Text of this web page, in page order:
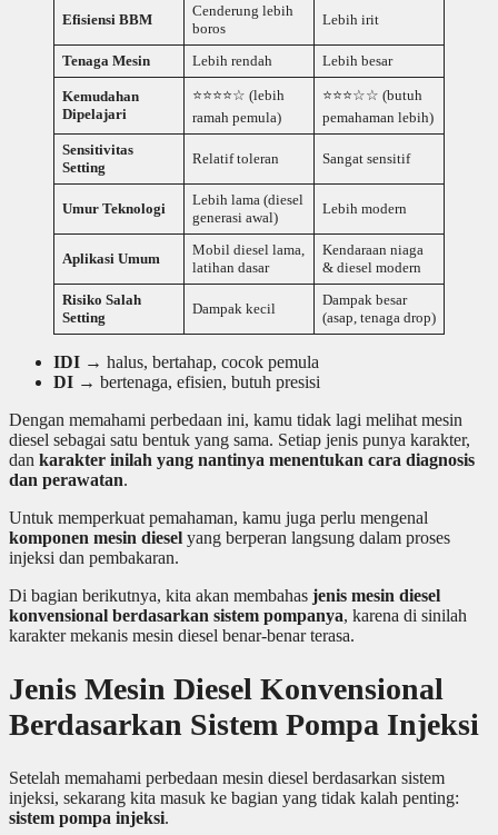
Efisiensi BBM
Cenderung lebih
boros
Lebih irit
Tenaga Mesin Lebih rendah Lebih besar
Kemudahan
Dipelajari
⭐⭐⭐⭐☆ (lebih
ramah pemula)
⭐⭐⭐☆☆ (butuh
pemahaman lebih)
Sensitivitas
Setting
Relatif toleran Sangat sensitif
Umur Teknologi
Lebih lama (diesel
generasi awal)
Lebih modern
Aplikasi Umum
Mobil diesel lama,
latihan dasar
Kendaraan niaga
& diesel modern
Risiko Salah
Setting
Dampak kecil
Dampak besar
(asap, tenaga drop)
IDI → halus, bertahap, cocok pemula
DI → bertenaga, efisien, butuh presisi
Dengan memahami perbedaan ini, kamu tidak lagi melihat mesin
diesel sebagai satu bentuk yang sama. Setiap jenis punya karakter,
dan karakter inilah yang nantinya menentukan cara diagnosis
dan perawatan.
Untuk memperkuat pemahaman, kamu juga perlu mengenal
komponen mesin diesel yang berperan langsung dalam proses
injeksi dan pembakaran.
Di bagian berikutnya, kita akan membahas jenis mesin diesel
konvensional berdasarkan sistem pompanya, karena di sinilah
karakter mekanis mesin diesel benar-benar terasa.
Jenis Mesin Diesel Konvensional
Berdasarkan Sistem Pompa Injeksi
Setelah memahami perbedaan mesin diesel berdasarkan sistem
injeksi, sekarang kita masuk ke bagian yang tidak kalah penting:
sistem pompa injeksi.